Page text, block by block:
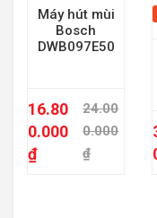
Máy hút mùi
Bosch
DWB097E50
24.00
0.000
₫
16.80
0.000
₫